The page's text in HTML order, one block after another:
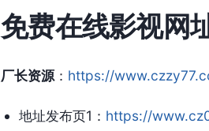
免费在线影视网
厂长资源 ： https://
地址发布页1： https://